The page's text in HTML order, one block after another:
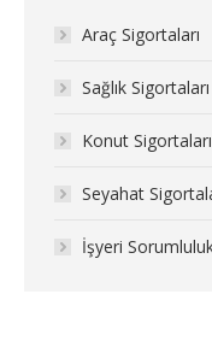
Araç Sigortaları
Sağlık Sigortaları
Konut Sigortaları
Seyahat
İşyeri